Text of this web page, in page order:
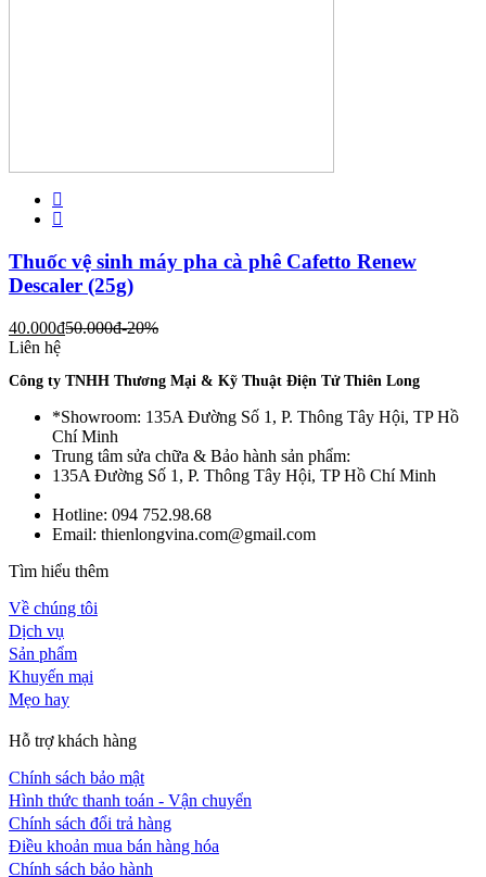
Thuốc vệ sinh máy pha cà phê Cafetto Renew
Descaler (25g)
40.000đ50.000đ-20%
Liên hệ
Công ty TNHH Thương Mại & Kỹ Thuật Điện Tử Thiên Long
*Showroom: 135A Đường Số 1, P. Thông Tây Hội, TP Hồ
Chí Minh
Trung tâm sửa chữa & Bảo hành sản phẩm:
135A Đường Số 1, P. Thông Tây Hội, TP Hồ Chí Minh
Hotline: 094 752.98.68
Email: thienlongvina.com@gmail.com
Tìm hiểu thêm
Về chúng tôi
Dịch vụ
Sản phẩm
Khuyến mại
Mẹo hay
Hỗ trợ khách hàng
Chính sách bảo mật
Hình thức thanh toán - Vận chuyển
Chính sách đổi trả hàng
Điều khoản mua bán hàng hóa
Chính sách bảo hành